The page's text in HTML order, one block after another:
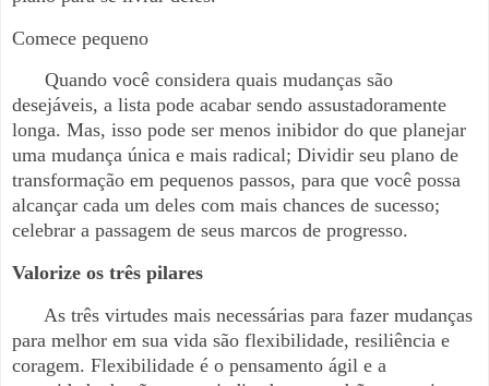
Comece pequeno
Quando você considera quais mudanças são
desejáveis, a lista pode acabar sendo assustadoramente
longa. Mas, isso pode ser menos inibidor do que planejar
uma mudança única e mais radical; Dividir seu plano de
transformação em pequenos passos, para que você possa
alcançar cada um deles com mais chances de sucesso;
celebrar a passagem de seus marcos de progresso.
Valorize os três pilares
As três virtudes mais necessárias para fazer mudanças
para melhor em sua vida são flexibilidade, resiliência e
coragem. Flexibilidade é o pensamento ágil e a